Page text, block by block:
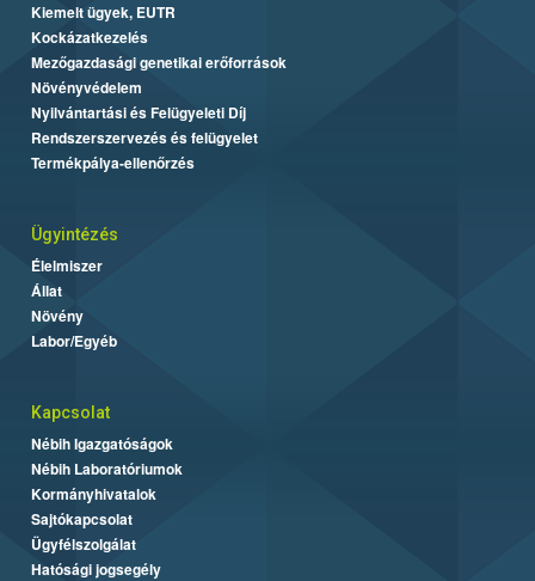
Kiemelt ügyek, EUTR
Kockázatkezelés
Mezőgazdasági genetikai erőforrások
Növényvédelem
Nyilvántartási és Felügyeleti Díj
Rendszerszervezés és felügyelet
Termékpálya-ellenőrzés
Ügyintézés
Élelmiszer
Állat
Növény
Labor/Egyéb
Kapcsolat
Nébih Igazgatóságok
Nébih Laboratóriumok
Kormányhivatalok
Sajtókapcsolat
Ügyfélszolgálat
Hatósági jogsegély